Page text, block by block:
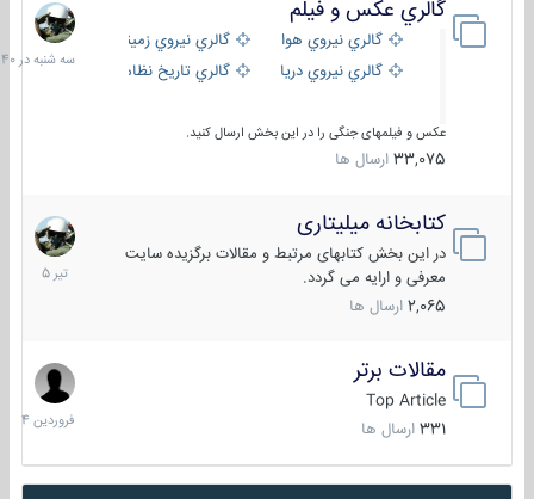
گالري عكس و فيلم
گالري نيروي هوايي
گالري نيروي زميني
گالري نيروي دريايي
گالري تاریخ نظامی
عکس و فیلمهای جنگی را در این بخش ارسال کنید.
33,075 ارسال ها
سه
شنبه
در
کتابخانه میلیتاری
در این بخش کتابهای مرتبط و مقالات برگزیده سایت
معرفی و ارایه می گردد.
2,065 ارسال ها
16
تیر
1405
مقالات برتر
Top Article
331 ارسال ها
29
فروردین
1404